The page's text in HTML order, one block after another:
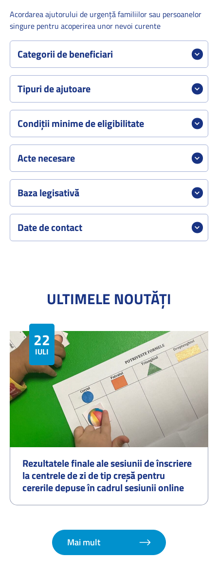
Acordarea ajutorului de urgenţă familiilor sau persoanelor
singure pentru acoperirea unor nevoi curente
Categorii de beneficiari
Tipuri de ajutoare
Condiții minime de eligibilitate
Acte necesare
Baza legisativă
Date de contact
ULTIMELE NOUTĂȚI
22
IULIE
Rezultatele finale ale sesiunii de înscriere
la centrele de zi de tip creșă pentru
cererile depuse în cadrul sesiunii online
septembrie 2026
Mai mult